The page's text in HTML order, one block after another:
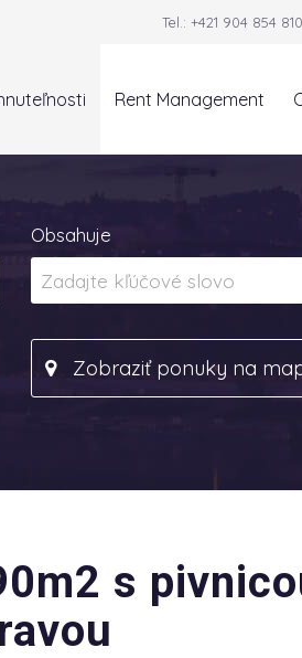
Tel.: +421 904 854 810
Rent Management
Obsahuje
Zobraziť ponuky na
s